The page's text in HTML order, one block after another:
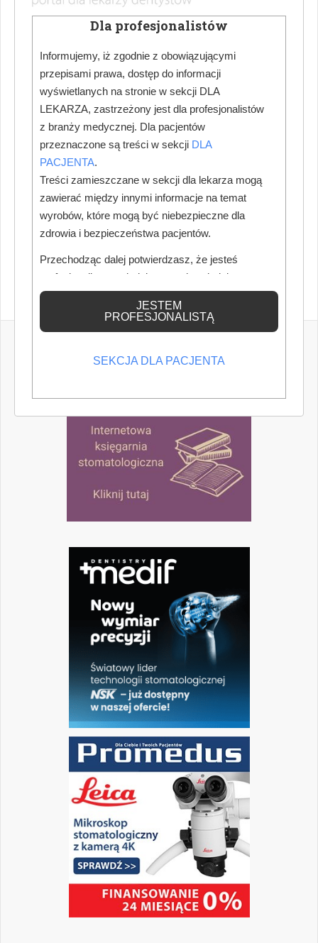
Dla profesjonalistów
Informujemy, iż zgodnie z obowiązującymi
przepisami prawa, dostęp do informacji
wyświetlanych na stronie w sekcji DLA
LEKARZA, zastrzeżony jest dla profesjonalistów
z branży medycznej. Dla pacjentów
przeznaczone są treści w sekcji DLA
PACJENTA.
Treści zamieszczane w sekcji dla lekarza mogą
zawierać między innymi informacje na temat
wyrobów, które mogą być niebezpieczne dla
zdrowia i bezpieczeństwa pacjentów.
Przechodząc dalej potwierdzasz, że jesteś
profesjonalistą posiadającym odpowiednią
wiedzę medyczną.
JESTEM
PROFESJONALISTĄ
SEKCJA DLA PACJENTA